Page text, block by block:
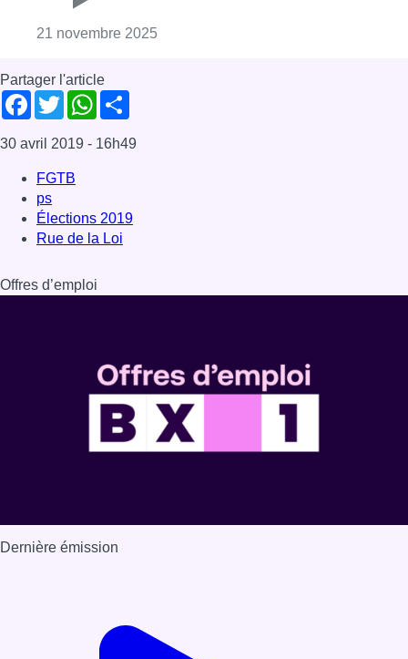
21 novembre 2025Consulter l'article "L’édito de Fabrice
Partager l'article
Facebook
TwitterWhatsApp
30 avril 2019 - 16h49
FGTB
ps
Élections 2019
Rue de la Loi
Offres d’emploi
Dernière émission